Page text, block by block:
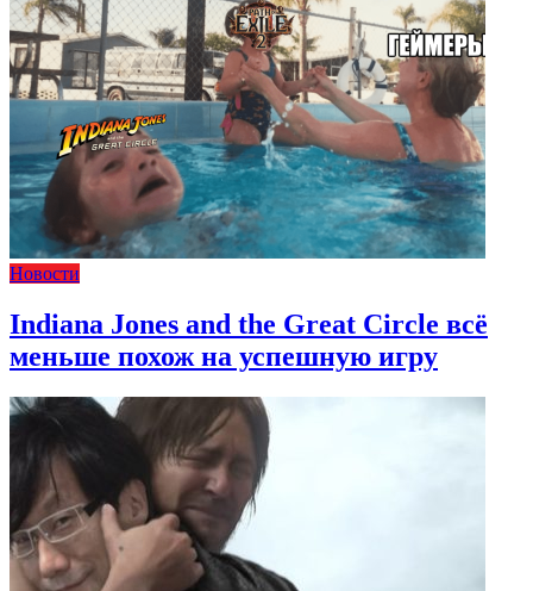
Новости
Indiana Jones and the Great Circle всё
меньше похож на успешную игру